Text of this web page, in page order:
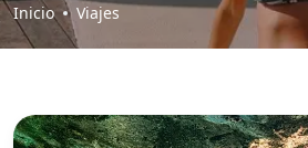
Inicio Viajes